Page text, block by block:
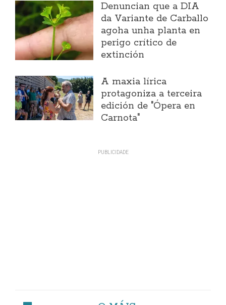
Denuncian que a DIA
da Variante de Carballo
agoha unha planta en
perigo crítico de
extinción
A maxia lírica
protagoniza a terceira
edición de "Ópera en
Carnota"